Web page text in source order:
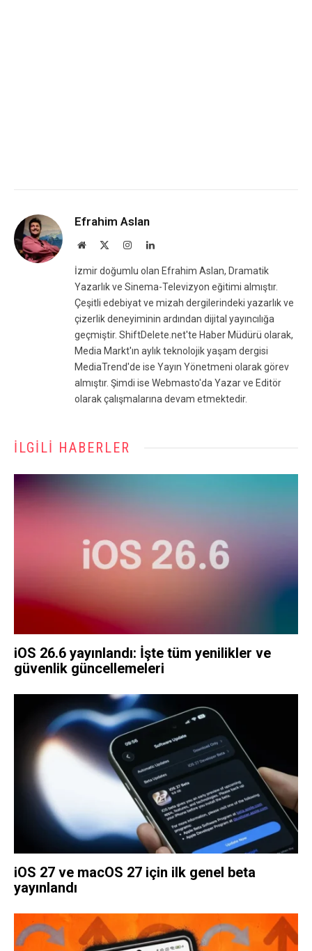
Efrahim Aslan
Website InstagramLinkedIn
İzmir doğumlu olan Efrahim Aslan, Dramatik
Yazarlık ve Sinema-Televizyon eğitimi almıştır.
Çeşitli edebiyat ve mizah dergilerindeki yazarlık ve
çizerlik deneyiminin ardından dijital yayıncılığa
geçmiştir. ShiftDelete.net'te Haber Müdürü olarak,
Media Markt'ın aylık teknolojik yaşam dergisi
MediaTrend'de ise Yayın Yönetmeni olarak görev
almıştır. Şimdi ise Webmasto'da Yazar ve Editör
olarak çalışmalarına devam etmektedir.
İLGILI HABERLER
iOS 26.6 yayınlandı: İşte tüm yenilikler ve
güvenlik güncellemeleri
iOS 27 ve macOS 27 için ilk genel beta
yayınlandı